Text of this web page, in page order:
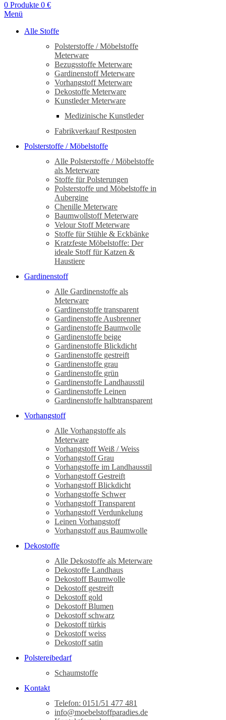
0 Produkte 0 €
Menü
Alle Stoffe
Polsterstoffe / Möbelstoffe
Meterware
Bezugsstoffe Meterware
Gardinenstoff Meterware
Vorhangstoff Meterware
Dekostoffe Meterware
Kunstleder Meterware
Medizinische Kunstleder
Fabrikverkauf Restposten
Polsterstoffe / Möbelstoffe
Alle Polsterstoffe / Möbelstoffe
als Meterware
Stoffe für Polsterungen
Polsterstoffe und Möbelstoffe in
Aubergine
Chenille Meterware
Baumwollstoff Meterware
Velour Stoff Meterware
Stoffe für Stühle & Eckbänke
Kratzfeste Möbelstoffe: Der
ideale Stoff für Katzen &
Haustiere
Gardinenstoff
Alle Gardinenstoffe als
Meterware
Gardinenstoffe transparent
Gardinenstoffe Ausbrenner
Gardinenstoffe Baumwolle
Gardinenstoffe beige
Gardinenstoffe Blickdicht
Gardinenstoffe gestreift
Gardinenstoffe grau
Gardinenstoffe grün
Gardinenstoffe Landhausstil
Gardinenstoffe Leinen
Gardinenstoffe halbtransparent
Vorhangstoff
Alle Vorhangstoffe als
Meterware
Vorhangstoff Weiß / Weiss
Vorhangstoff Grau
Vorhangstoffe im Landhausstil
Vorhangstoff Gestreift
Vorhangstoff Blickdicht
Vorhangstoffe Schwer
Vorhangstoff Transparent
Vorhangstoff Verdunkelung
Leinen Vorhangstoff
Vorhangstoff aus Baumwolle
Dekostoffe
Alle Dekostoffe als Meterware
Dekostoffe Landhaus
Dekostoff Baumwolle
Dekostoff gestreift
Dekostoff gold
Dekostoff Blumen
Dekostoff schwarz
Dekostoff türkis
Dekostoff weiss
Dekostoff satin
Polstereibedarf
Schaumstoffe
Kontakt
Telefon: 0151/51 477 481
info@moebelstoffparadies.de